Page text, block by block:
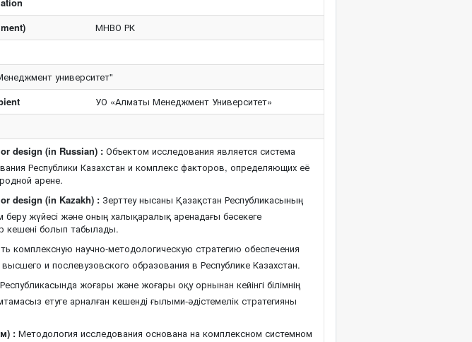
МНВО РК
университет"
УО «Алматы Менеджмент Университет»
design (in Russian) : Объектом исследования является система
Республики Казахстан и комплекс факторов, определяющих её
арене.
design (in Kazakh) : Зерттеу нысаны Қазақстан Республикасының
беру жүйесі және оның халықаралық аренадағы бәсекеге
кешені болып табылады.
комплексную научно-методологическую стратегию обеспечения
и послевузовского образования в Республике Казахстан.
жоғары және жоғары оқу орнынан кейінгі білімнің
етуге арналған кешенді ғылыми-әдістемелік стратегияны
: Методология исследования основана на комплексном системном